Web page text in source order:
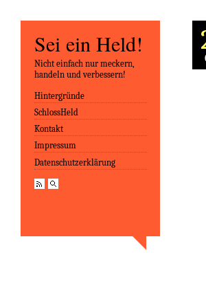
Sei ein Held!
Nicht einfach nur meckern,
handeln und verbessern!
Skip to content
Hintergründe
SchlossHeld
Kontakt
Impressum
Datenschutzerklärung